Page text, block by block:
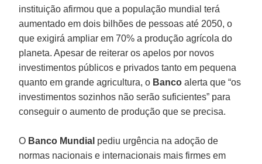
instituição afirmou que a população mundial terá
aumentado em dois bilhões de pessoas até 2050, o
que exigirá ampliar em 70% a produção agrícola do
planeta. Apesar de reiterar os apelos por novos
investimentos públicos e privados tanto em pequena
quanto em grande agricultura, o Banco alerta que “os
investimentos sozinhos não serão suficientes” para
conseguir o aumento de produção que se precisa.
O Banco Mundial pediu urgência na adoção de
normas nacionais e internacionais mais firmes em